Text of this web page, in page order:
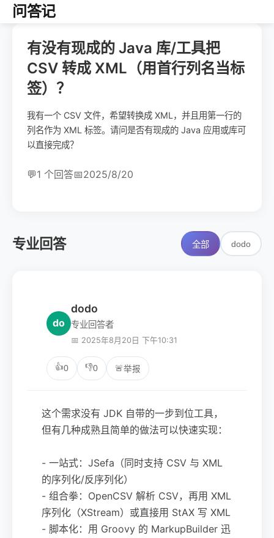
问答记
有没有现成的 Java 库/工具把
CSV 转成 XML（用首行列名当标
签）？
我有一个 CSV 文件，希望转换成 XML，并且用第一行的
列名作为 XML 标签。请问是否有现成的 Java 应用或库可
以直接完成？
💬1 个回答📅2025/8/20
专业回答 全部 dodo
do
dodo
专业回答者
📅 2025年8月20日 下午10:31
👍0 👎0 🚨举报
这个需求没有 JDK 自带的一步到位工具，
但有几种成熟且简单的做法可以快速实现：
- 一站式：JSefa（同时支持 CSV 与 XML
的序列化/反序列化）
- 组合拳：OpenCSV 解析 CSV，再用 XML
序列化（XStream）或直接用 StAX 写 XML
- 脚本化：用 Groovy 的 MarkupBuilder 迅